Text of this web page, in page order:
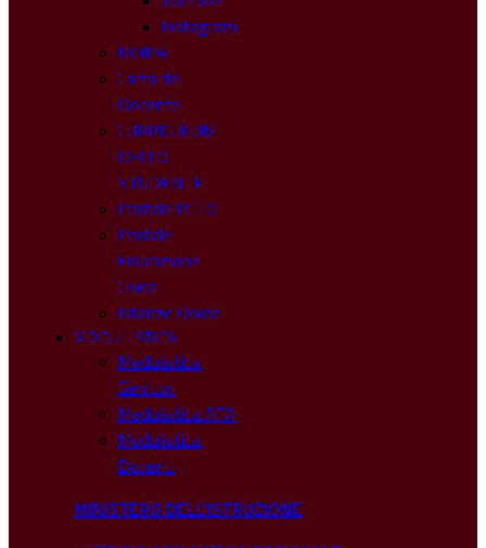
Instagram
NOIPA
Carta del
Docente
CURRICULUM
DELLO
STUDENTE
Portale PCTO
Portale
Educazione
Civica
Istanze Online
MODULISTICA
Modulistica
Genitori
Modulistica ATA
Modulistica
Docenti
MINISTERO DELL'ISTRUZIONE